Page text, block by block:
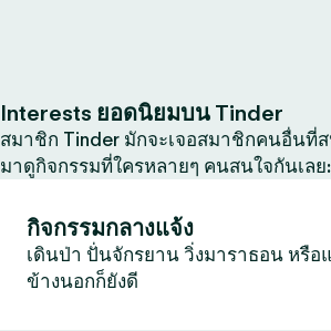
Interests ยอดนิยมบน Tinder
สมาชิก Tinder มักจะเจอสมาชิกคนอื่นที่
มาดูกิจกรรมที่ใครหลายๆ คนสนใจกันเลย:
กิจกรรมกลางแจ้ง
เดินป่า ปั่นจักรยาน วิ่งมาราธอน หรือ
ข้างนอกก็ยังดี